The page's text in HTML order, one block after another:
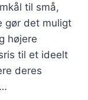
til små,
gør det muligt
højere
til et ideelt
deres